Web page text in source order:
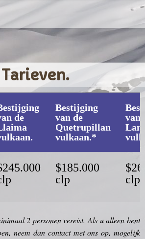
Tarieven.
de
Bestijging
van de
Quetrupillan
vulkaan.*
van
$185.000
clp
clp
2 personen vereist. Als u alleen bent
neem dan contact met ons op, mogelijk